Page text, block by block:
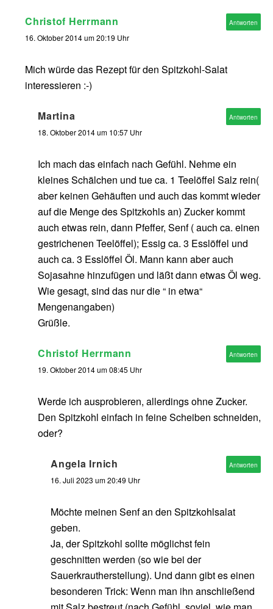
Christof Herrmann
16. Oktober 2014 um 20:19 Uhr
Mich würde das Rezept für den Spitzkohl-Salat
interessieren :-)
Antworten
Martina
18. Oktober 2014 um 10:57 Uhr
Ich mach das einfach nach Gefühl. Nehme ein
kleines Schälchen und tue ca. 1 Teelöffel Salz rein(
aber keinen Gehäuften und auch das kommt wieder
auf die Menge des Spitzkohls an) Zucker kommt
auch etwas rein, dann Pfeffer, Senf ( auch ca. einen
gestrichenen Teelöffel); Essig ca. 3 Esslöffel und
auch ca. 3 Esslöffel Öl. Mann kann aber auch
Sojasahne hinzufügen und läßt dann etwas Öl weg.
Wie gesagt, sind das nur die “ in etwa“
Mengenangaben)
Grüßle.
Antworten
Christof Herrmann
19. Oktober 2014 um 08:45 Uhr
Werde ich ausprobieren, allerdings ohne Zucker.
Den Spitzkohl einfach in feine Scheiben schneiden,
oder?
Antworten
Angela Irnich
16. Juli 2023 um 20:49 Uhr
Möchte meinen Senf an den Spitzkohlsalat
geben.
Ja, der Spitzkohl sollte möglichst fein
geschnitten werden (so wie bei der
Sauerkrautherstellung). Und dann gibt es einen
besonderen Trick: Wenn man ihn anschließend
Antworten